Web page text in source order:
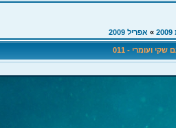
» אפריל 2009